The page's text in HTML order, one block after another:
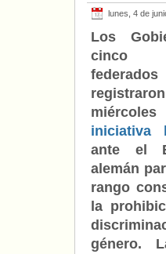
lunes, 4 de
Los
cinco
federados
iniciativa
ante el
alemán
rango
la
género.